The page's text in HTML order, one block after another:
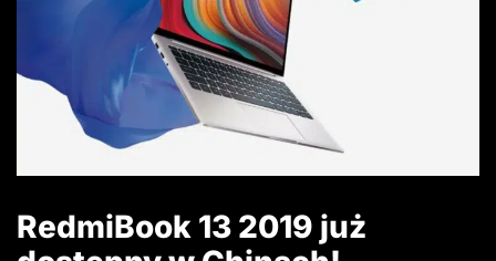
RedmiBook 13 2019 już